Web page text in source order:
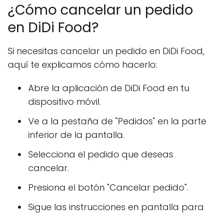
¿Cómo cancelar un pedido
en DiDi Food?
Si necesitas cancelar un pedido en DiDi Food,
aquí te explicamos cómo hacerlo:
Abre la aplicación de DiDi Food en tu
dispositivo móvil.
Ve a la pestaña de "Pedidos" en la parte
inferior de la pantalla.
Selecciona el pedido que deseas
cancelar.
Presiona el botón "Cancelar pedido".
Sigue las instrucciones en pantalla para